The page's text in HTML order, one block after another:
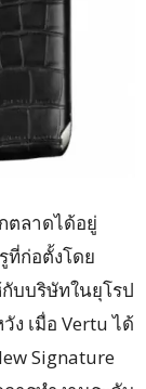
ตลาดได้อยู่
ที่ก่อตั้งโดย
บบริษัทในยุโรป
ง เมื่อ Vertu ได้
Signature